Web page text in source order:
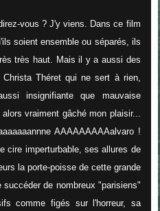
vous ? J'y viens. Dans ce film
soient ensemble ou séparés, ils
très haut. Mais il y a aussi des
Théret qui ne sert à rien,
insignifiante que mauvaise
vraiment gâché mon plaisir...
AAAAAAAAAalvaro !
cire imperturbable, ses allures de
la porte-poisse de cette grande
de nombreux "parisiens"
comme figés sur l'horreur, sa